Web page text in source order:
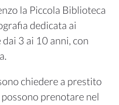
la Piccola Biblioteca
dedicata ai
3 ai 10 anni, con
chiedere a prestito
prenotare nel